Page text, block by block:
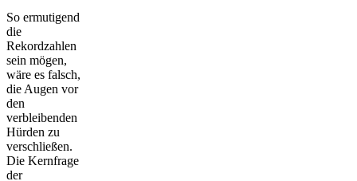
So ermutigend
die
Rekordzahlen
sein mögen,
wäre es falsch,
die Augen vor
den
verbleibenden
Hürden zu
verschließen.
Die Kernfrage
der